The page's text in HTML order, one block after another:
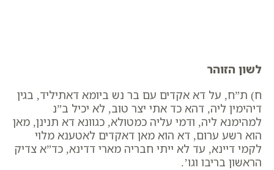
לשון הזוהר
ח) ת”ח, על דא אקדים עם בר נש ביומא דאתיליד, בגין
דיהימין ליה, דהא כד אתי יצר טוב, לא יכיל ב”נ
למהימנא ליה, ודמי עליה כמטולא, כגוונא דא תנינן, מאן
הוא רשע ערום, דא הוא מאן דאקדים לאטענא מלוי
לקמי דיינא, עד לא ייתי חבריה מארי דדינא, כד”א צדיק
הראשון בריבו וגו’.